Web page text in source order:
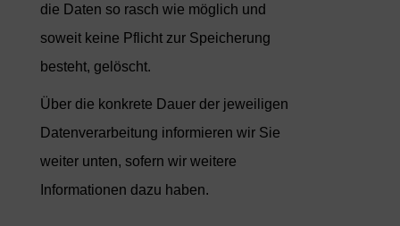
die Daten so rasch wie möglich und
soweit keine Pflicht zur Speicherung
besteht, gelöscht.
Über die konkrete Dauer der jeweiligen
Datenverarbeitung informieren wir Sie
weiter unten, sofern wir weitere
Informationen dazu haben.